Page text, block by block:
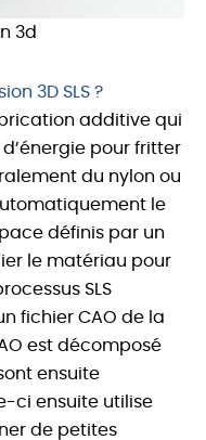
3d
3D SLS ?
additive qui
pour fritter
du nylon ou
le
définis par un
le matériau pour
SLS
fichier CAO de la
est décomposé
ensuite
ci ensuite utilise
de petites